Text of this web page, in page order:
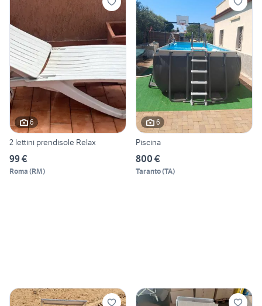
6
2 lettini prendisole Relax
99 €
Roma (RM)
6
Piscina
800 €
Taranto(TA)